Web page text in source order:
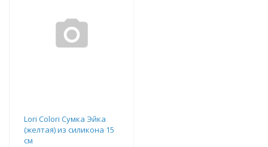
Lori Colori Сумка Эйка
(желтая) из силикона 15
см